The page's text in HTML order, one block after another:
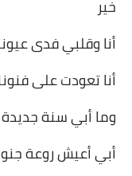
خير
أنا وقلبي فدى
أنا تعودت على
وما أبي سنة
أبي أعيش روعة